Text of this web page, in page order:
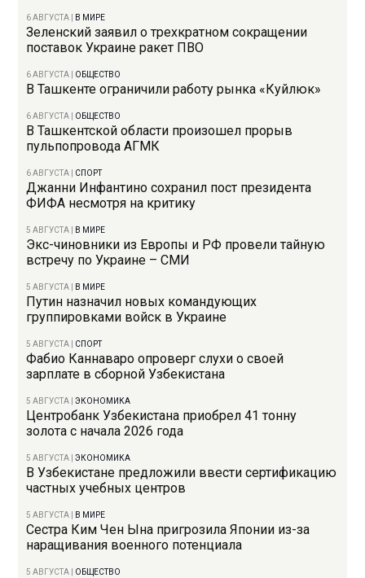
6 АВГУСТА В МИРЕ
Зеленский заявил о трехкратном сокращении
поставок Украине ракет ПВО
6 АВГУСТА ОБЩЕСТВО
В Ташкенте ограничили работу рынка «Куйлюк»
6 АВГУСТА ОБЩЕСТВО
В Ташкентской области произошел прорыв
пульпопровода АГМК
6 АВГУСТА СПОРТ
Джанни Инфантино сохранил пост президента
ФИФА несмотря на критику
5 АВГУСТА В МИРЕ
Экс-чиновники из Европы и РФ провели тайную
встречу по Украине – СМИ
5 АВГУСТА В МИРЕ
Путин назначил новых командующих
группировками войск в Украине
5 АВГУСТА СПОРТ
Фабио Каннаваро опроверг слухи о своей
зарплате в сборной Узбекистана
5 АВГУСТА |ЭКОНОМИКА
Центробанк Узбекистана приобрел 41 тонну
золота с начала 2026 года
5 АВГУСТА |ЭКОНОМИКА
В Узбекистане предложили ввести сертификацию
частных учебных центров
5 АВГУСТА В МИРЕ
Сестра Ким Чен Ына пригрозила Японии из-за
наращивания военного потенциала
5 АВГУСТА ОБЩЕСТВО